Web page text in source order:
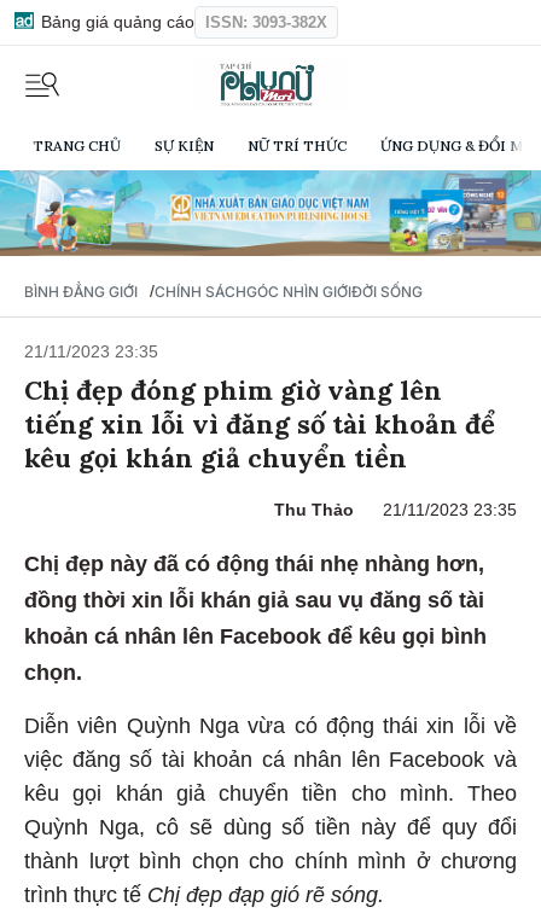
Bảng giá quảng cáo ISSN: 3093-382X
TRANG CHỦ SỰ KIỆN NỮ TRÍ THỨC ỨNG DỤNG & ĐỔI
BÌNH ĐẲNG GIỚI /CHÍNH SÁCHGÓC NHÌN GIỚIĐỜI SỐNG
21/11/2023 23:35
Chị đẹp đóng phim giờ vàng lên
tiếng xin lỗi vì đăng số tài khoản để
kêu gọi khán giả chuyển tiền
Thu Thảo 21/11/2023 23:35
Chị đẹp này đã có động thái nhẹ nhàng hơn,
đồng thời xin lỗi khán giả sau vụ đăng số tài
khoản cá nhân lên Facebook để kêu gọi bình
chọn.
Diễn viên Quỳnh Nga vừa có động thái xin lỗi về
việc đăng số tài khoản cá nhân lên Facebook và
kêu gọi khán giả chuyển tiền cho mình. Theo
Quỳnh Nga, cô sẽ dùng số tiền này để quy đổi
thành lượt bình chọn cho chính mình ở chương
trình thực tế Chị đẹp đạp gió rẽ sóng.